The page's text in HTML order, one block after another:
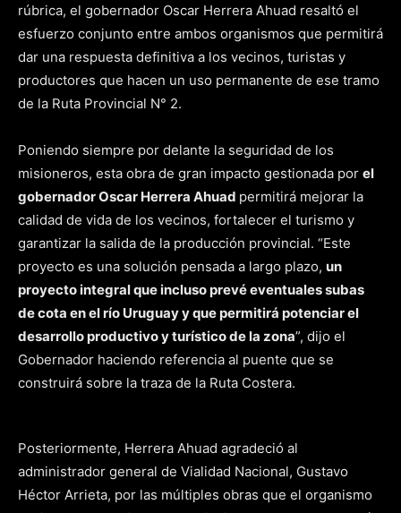
rúbrica, el gobernador Oscar Herrera Ahuad resaltó el
esfuerzo conjunto entre ambos organismos que permitirá
dar una respuesta definitiva a los vecinos, turistas y
productores que hacen un uso permanente de ese tramo
de la Ruta Provincial N° 2.
Poniendo siempre por delante la seguridad de los
misioneros, esta obra de gran impacto gestionada por el
gobernador Oscar Herrera Ahuad permitirá mejorar la
calidad de vida de los vecinos, fortalecer el turismo y
garantizar la salida de la producción provincial. “Este
proyecto es una solución pensada a largo plazo, un
proyecto integral que incluso prevé eventuales subas
de cota en el río Uruguay y que permitirá potenciar el
desarrollo productivo y turístico de la zona”, dijo el
Gobernador haciendo referencia al puente que se
construirá sobre la traza de la Ruta Costera.
Posteriormente, Herrera Ahuad agradeció al
administrador general de Vialidad Nacional, Gustavo
Héctor Arrieta, por las múltiples obras que el organismo